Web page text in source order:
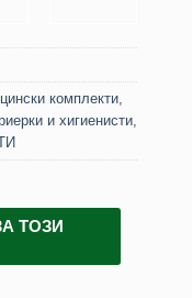
комплекти
и хигиенисти
ТОЗИ